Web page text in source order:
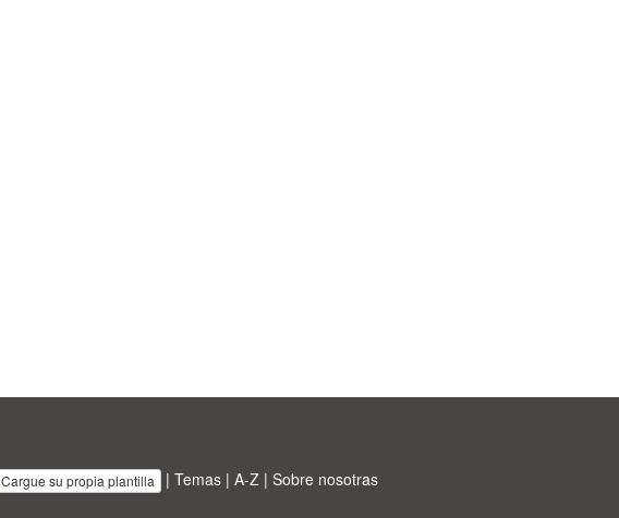
Cargue su propia plantilla | Temas| A-Z| Sobre nosotras